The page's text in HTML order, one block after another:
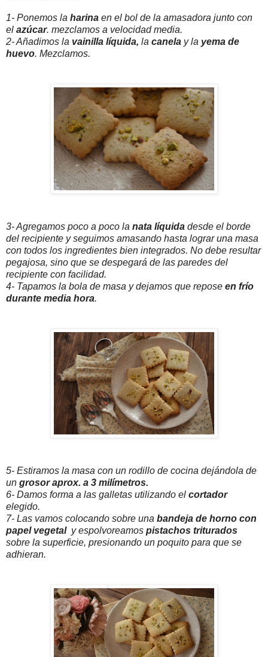
1- Ponemos la harina en el bol de la amasadora junto con
el azúcar. mezclamos a velocidad media.
2- Añadimos la vainilla líquida, la canela y la yema de
huevo. Mezclamos.
3- Agregamos poco a poco la nata líquida desde el borde
del recipiente y seguimos amasando hasta lograr una masa
con todos los ingredientes bien integrados. No debe resultar
pegajosa, sino que se despegará de las paredes del
recipiente con facilidad.
4- Tapamos la bola de masa y dejamos que repose en frío
durante media hora.
5- Estiramos la masa con un rodillo de cocina dejándola de
un grosor aprox. a 3 milímetros.
6- Damos forma a las galletas utilizando el cortador
elegido.
7- Las vamos colocando sobre una bandeja de horno con
papel vegetaly espolvoreamos pistachos triturados
sobre la superficie, presionando un poquito para que se
adhieran.